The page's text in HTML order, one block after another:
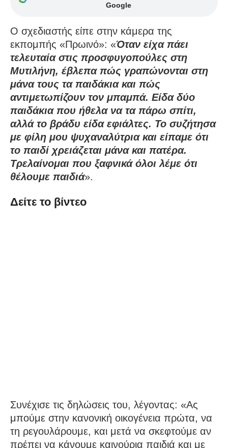
Google
Ο σχεδιαστής είπε στην κάμερα της
εκπομπής «Πρωινό»: «Όταν είχα πάει
τελευταία στις προσφυγοπούλες στη
Μυτιλήνη, έβλεπα πώς γραπώνονται στη
μάνα τους τα παιδάκια και πώς
αντιμετωπίζουν τον μπαμπά. Είδα δύο
παιδάκια που ήθελα να τα πάρω σπίτι,
αλλά το βράδυ είδα εφιάλτες. Το συζήτησα
με φίλη μου ψυχαναλύτρια και είπαμε ότι
το παιδί χρειάζεται μάνα και πατέρα.
Τρελαίνομαι που ξαφνικά όλοι λέμε ότι
θέλουμε παιδιά».
Δείτε το βίντεο
Συνέχισε τις δηλώσεις του, λέγοντας: «Ας
μπούμε στην κανονική οικογένεια πρώτα, να
τη ρεγουλάρουμε, και μετά να σκεφτούμε αν
πρέπει να κάνουμε καινούρια παιδιά και με